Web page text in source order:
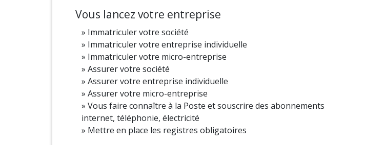
Vous lancez votre entreprise
Immatriculer votre société
Immatriculer votre entreprise individuelle
Immatriculer votre micro-entreprise
Assurer votre société
Assurer votre entreprise individuelle
Assurer votre micro-entreprise
Vous faire connaître à la Poste et souscrire des abonnements
internet, téléphonie, électricité
Mettre en place les registres obligatoires